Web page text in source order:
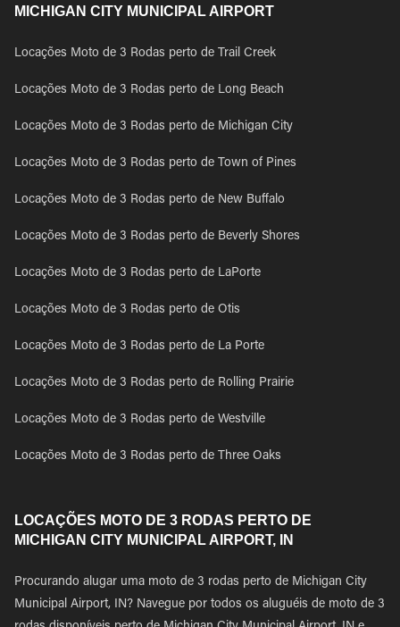
MICHIGAN CITY MUNICIPAL AIRPORT
Locações Moto de 3 Rodas perto de Trail Creek
Locações Moto de 3 Rodas perto de Long Beach
Locações Moto de 3 Rodas perto de Michigan City
Locações Moto de 3 Rodas perto de Town of Pines
Locações Moto de 3 Rodas perto de New Buffalo
Locações Moto de 3 Rodas perto de Beverly Shores
Locações Moto de 3 Rodas perto de LaPorte
Locações Moto de 3 Rodas perto de Otis
Locações Moto de 3 Rodas perto de La Porte
Locações Moto de 3 Rodas perto de Rolling Prairie
Locações Moto de 3 Rodas perto de Westville
Locações Moto de 3 Rodas perto de Three Oaks
LOCAÇÕES MOTO DE 3 RODAS PERTO DE
MICHIGAN CITY MUNICIPAL AIRPORT, IN
Procurando alugar uma moto de 3 rodas perto de Michigan City
Municipal Airport, IN? Navegue por todos os aluguéis de moto de 3